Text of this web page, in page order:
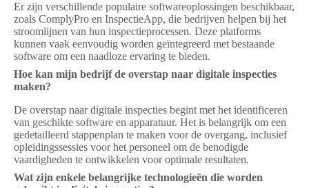
Er zijn verschillende populaire softwareoplossingen beschikbaar,
zoals ComplyPro en InspectieApp, die bedrijven helpen bij het
stroomlijnen van hun inspectieprocessen. Deze platforms
kunnen vaak eenvoudig worden geïntegreerd met bestaande
software om een naadloze ervaring te bieden.
Hoe kan mijn bedrijf de overstap naar digitale inspecties
maken?
De overstap naar digitale inspecties begint met het identificeren
van geschikte software en apparatuur. Het is belangrijk om een
gedetailleerd stappenplan te maken voor de overgang, inclusief
opleidingssessies voor het personeel om de benodigde
vaardigheden te ontwikkelen voor optimale resultaten.
Wat zijn enkele belangrijke technologieën die worden